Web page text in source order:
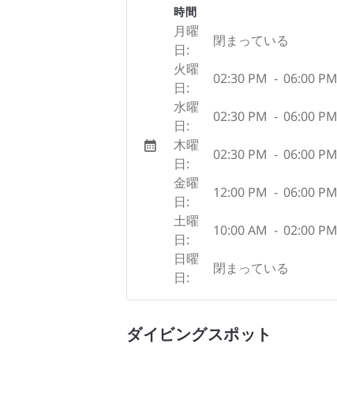
時間
月曜
日:
閉まっている
火曜
日:
02:30 PM - 06:00 PM
水曜
日:
02:30 PM - 06:00 PM
木曜
日:
02:30 PM - 06:00 PM
金曜
日:
12:00 PM - 06:00 PM
土曜
日:
10:00 AM - 02:00 PM
日曜
日:
閉まっている
ダイビングスポット